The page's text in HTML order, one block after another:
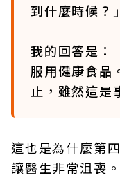
到什麼時候？」
我的回答是：
服用健康食品
止，雖然這是
這也是為什麼第
讓醫生非常沮喪